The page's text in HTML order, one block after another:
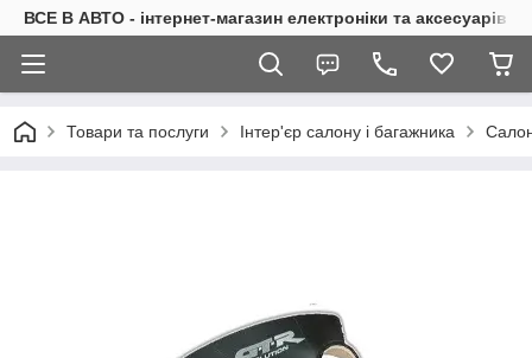
ВСЕ В АВТО - інтернет-магазин електроніки та аксесуарів в
Товари та послуги Інтер'єр салону і багажника